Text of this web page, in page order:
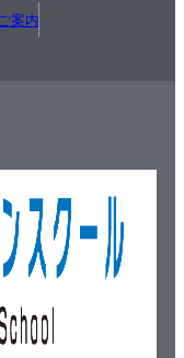
案内